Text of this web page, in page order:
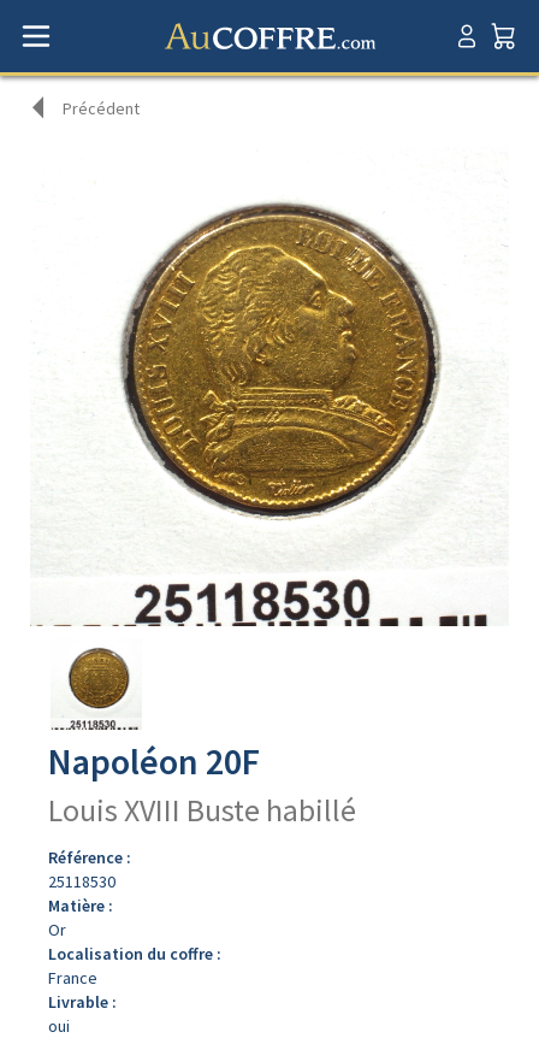
Précédent
produit
Napoléon 20F
Louis XVIII Buste habillé
Référence :
25118530
Matière :
Or
Localisation du coffre :
France
Livrable :
oui